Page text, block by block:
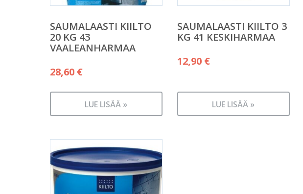
SAUMALAASTI KIILTO
20 KG 43
VAALEANHARMAA
28,60 €
LUE LISÄÄ »
SAUMALAASTI KIILTO 3
KG 41 KESKIHARMAA
12,90 €
LUE LISÄÄ »